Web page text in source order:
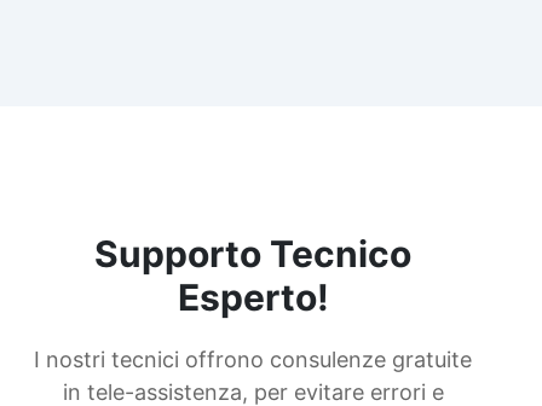
Supporto Tecnico
Esperto!
I nostri tecnici offrono consulenze gratuite
in tele-assistenza, per evitare errori e